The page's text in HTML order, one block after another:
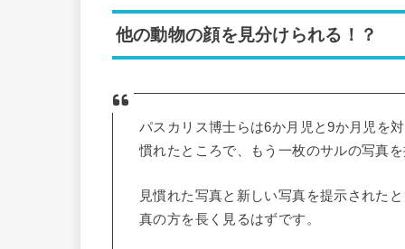
他の動物の顔を見分けられる！？
パスカリス博士らは6か月児と9か月児を
慣れたところで、もう一枚のサルの写真
見慣れた写真と新しい写真を提示された
真の方を長く見るはずです。